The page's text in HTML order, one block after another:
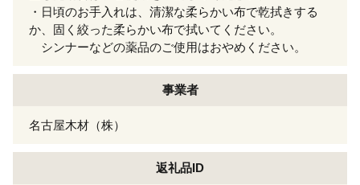
・日頃のお手入れは、清潔な柔らかい布で乾拭きする
か、固く絞った柔らかい布で拭いてください。
シンナーなどの薬品のご使用はおやめください。
事業者
名古屋木材（株）
返礼品ID